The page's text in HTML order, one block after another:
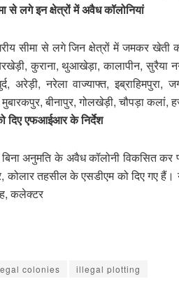
से लगे इन क्षेत्रों में अवैध कॉलोनियां
सीमा से लगे जिन क्षेत्रों में जमकर खेती
कुराना, थुआखेड़ा, कालापीन, सुरैया
अरेड़ी, नरेला वाज्याफ्त,
बीनापुर, गोलखेड़ी, चौपड़ा कलां,
दिए एफआईआर के निर्देश
अनुमति के अवैध कॉलोनी विकसित
कोलार तहसील के एसडीएम को दिए गए हैं।
कलेक्टर
colonies illegal plotting